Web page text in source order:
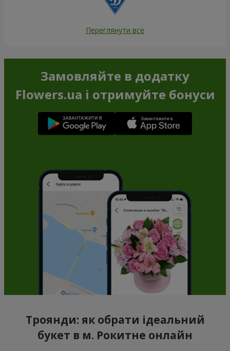
Переглянути все
Замовляйте в додатку
Flowers.ua і отримуйте бонуси
Троянди: як обрати ідеальний
букет в м. Рокитне онлайн